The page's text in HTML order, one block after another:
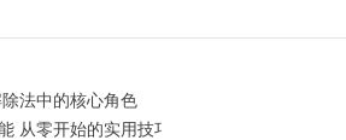
法中的核心角色
从零开始的实用技巧